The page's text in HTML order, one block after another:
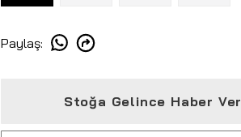
Paylaş:
Stoğa Gelince Haber Ver